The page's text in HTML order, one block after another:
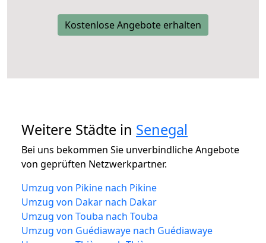
Kostenlose Angebote erhalten
Weitere Städte in Senegal
Bei uns bekommen Sie unverbindliche Angebote
von geprüften Netzwerkpartner.
Umzug von Pikine nach Pikine
Umzug von Dakar nach Dakar
Umzug von Touba nach Touba
Umzug von Guédiawaye nach Guédiawaye